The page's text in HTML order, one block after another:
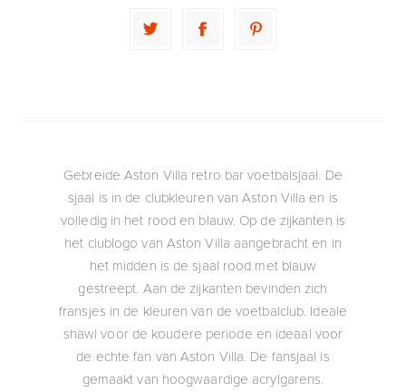
Gebreide Aston Villa retro bar voetbalsjaal. De
sjaal is in de clubkleuren van Aston Villa en is
volledig in het rood en blauw. Op de zijkanten is
het clublogo van Aston Villa aangebracht en in
het midden is de sjaal rood met blauw
gestreept. Aan de zijkanten bevinden zich
fransjes in de kleuren van de voetbalclub. Ideale
shawl voor de koudere periode en ideaal voor
de echte fan van Aston Villa. De fansjaal is
gemaakt van hoogwaardige acrylgarens.